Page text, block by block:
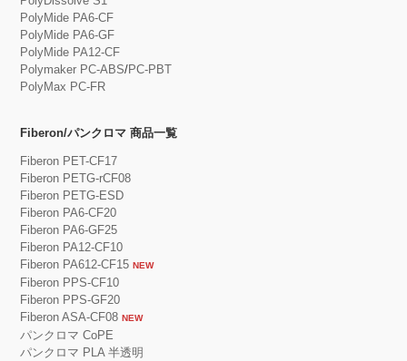
PolyMide PA6-CF
PolyMide PA6-GF
PolyMide PA12-CF
Polymaker PC-ABS/PC-PBT
PolyMax PC-FR
Fiberon/パンクロマ 商品一覧
Fiberon PET-CF17
Fiberon PETG-rCF08
Fiberon PETG-ESD
Fiberon PA6-CF20
Fiberon PA6-GF25
Fiberon PA12-CF10
Fiberon PA612-CF15 NEW
Fiberon PPS-CF10
Fiberon PPS-GF20
Fiberon ASA-CF08 NEW
パンクロマ CoPE
パンクロマ PLA 半透明